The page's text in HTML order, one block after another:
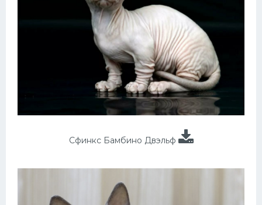
Сфинкс Бамбино Двэльф